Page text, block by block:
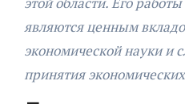
являются ценным
экономической науки и
принятия